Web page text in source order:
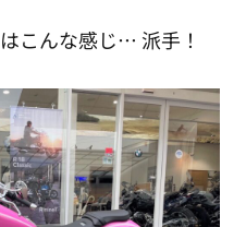
こんな感じ… 派手！